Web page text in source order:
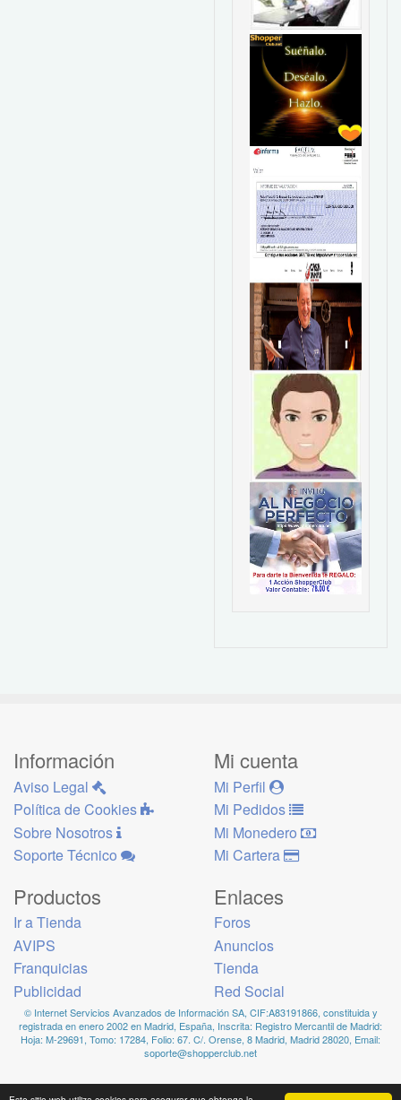
Información
Aviso Legal
Política de Cookies
Sobre Nosotros
Soporte Técnico
Mi cuenta
Mi Perfil
Mi Pedidos
Mi Monedero
Mi Cartera
Productos
Ir a Tienda
AVIPS
Franquicias
Publicidad
Enlaces
Foros
Anuncios
Tienda
Red Social
© Internet Servicios Avanzados de Información SA, CIF:A83191866, constituida y
registrada en enero 2002 en Madrid, España, Inscrita: Registro Mercantil de Madrid:
Hoja: M-29691, Tomo: 17284, Folio: 67. C/. Orense, 8 Madrid, Madrid 28020, Email:
soporte@shopperclub.net